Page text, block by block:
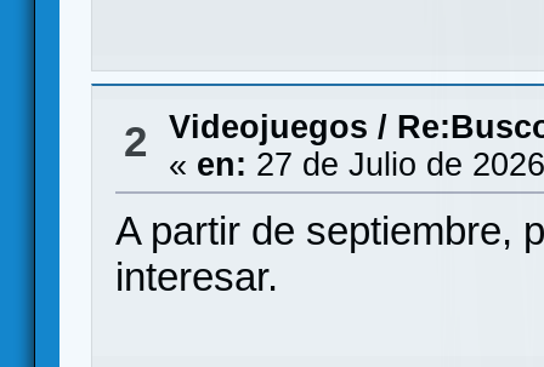
2 Videojuegos /
« en: 27 de Julio de
A partir de septiembre,
interesar.